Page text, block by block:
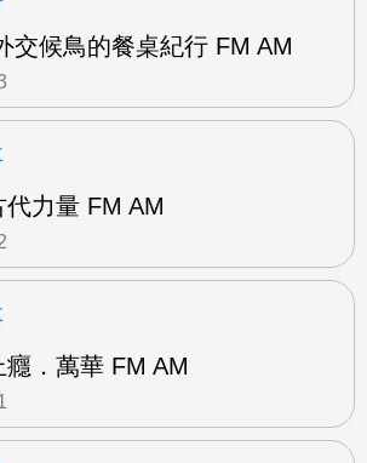
交候鳥的餐桌紀行 FM AM
代力量 FM AM
．萬華 FM AM